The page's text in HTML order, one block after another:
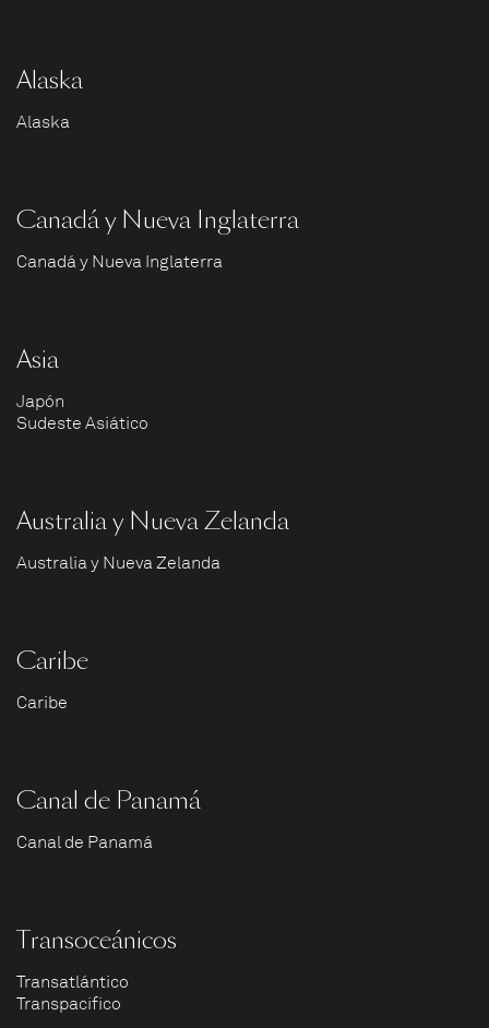
Alaska
Alaska
Canadá y Nueva Inglaterra
Canadá y Nueva Inglaterra
Asia
Japón
Sudeste Asiático
Australia y Nueva Zelanda
Australia y Nueva Zelanda
Caribe
Caribe
Canal de Panamá
Canal de Panamá
Transoceánicos
Transatlántico
Transpacífico